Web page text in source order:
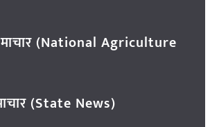
समाचार (National Agriculture
(State News)